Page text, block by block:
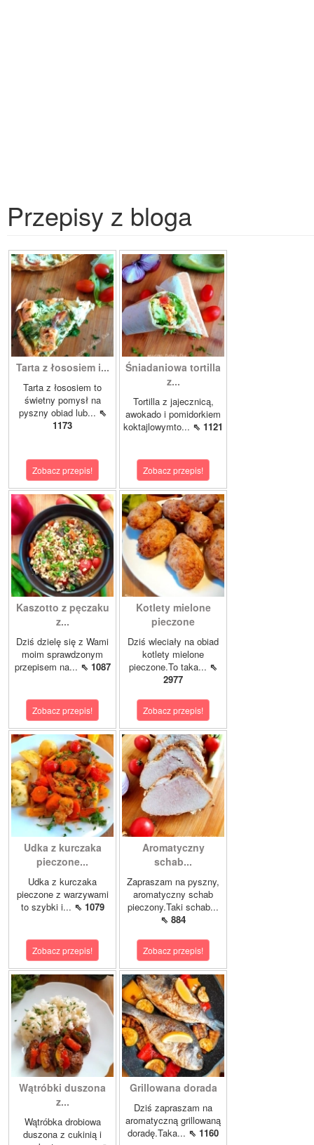
Przepisy z bloga
Tarta z łososiem i...
Tarta z łososiem to
świetny pomysł na
pyszny obiad lub... ⇖
1173
Zobacz przepis!
Śniadaniowa tortilla
z...
Tortilla z jajecznicą,
awokado i pomidorkiem
koktajlowymto... ⇖ 1121
Zobacz przepis!
Kaszotto z pęczaku
z...
Dziś dzielę się z Wami
moim sprawdzonym
przepisem na... ⇖ 1087
Zobacz przepis!
Kotlety mielone
pieczone
Dziś wleciały na obiad
kotlety mielone
pieczone.To taka... ⇖
2977
Zobacz przepis!
Udka z kurczaka
pieczone...
Udka z kurczaka
pieczone z warzywami
to szybki i... ⇖ 1079
Zobacz przepis!
Aromatyczny
schab...
Zapraszam na pyszny,
aromatyczny schab
pieczony.Taki schab...
⇖ 884
Zobacz przepis!
Wątróbki duszona
z...
Wątróbka drobiowa
duszona z cukinią i
Grillowana dorada
Dziś zapraszam na
aromatyczną grillowaną
doradę.Taka... ⇖ 1160